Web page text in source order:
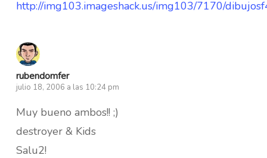
http://img103.imageshack.us/img103/7170/
rubendomfer
julio 18, 2006 a las 10:24 pm
Muy bueno ambos!! ;)
destroyer & Kids
Salu2!